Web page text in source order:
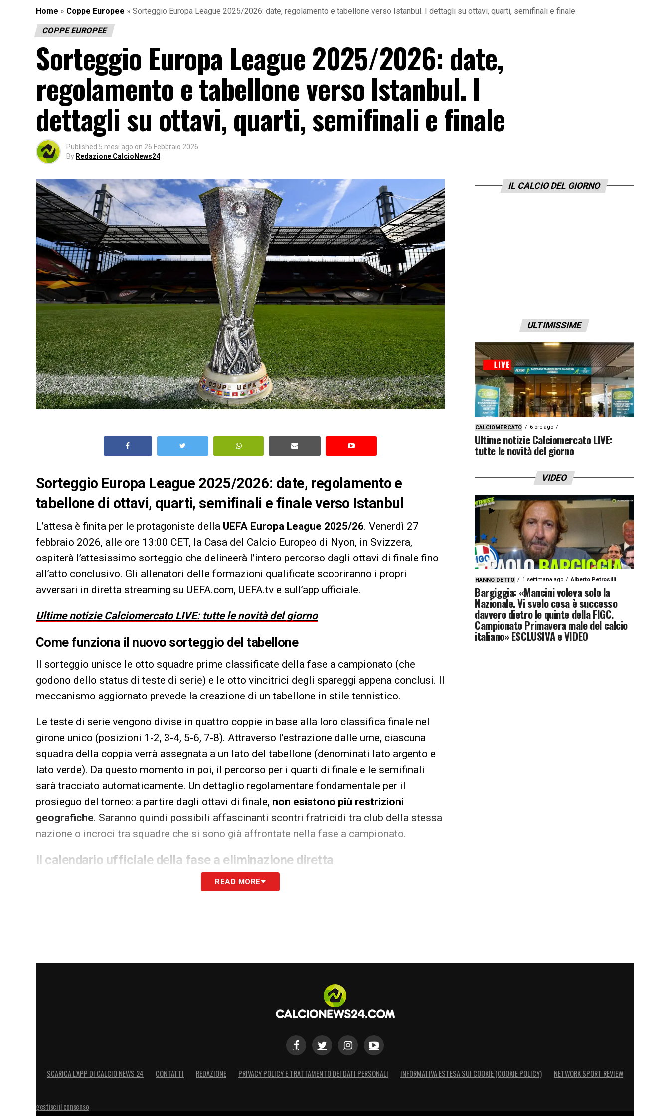
Home » Coppe Europee » Sorteggio Europa League 2025/2026: date, regolamento e tabellone verso Istanbul. I dettagli su ottavi, quarti, semifinali e finale
COPPE EUROPEE
Sorteggio Europa League 2025/2026: date,
regolamento e tabellone verso Istanbul. I
dettagli su ottavi, quarti, semifinali e finale
Published 5 mesi ago on 26 Febbraio 2026
By Redazione CalcioNews24
Sorteggio Europa League 2025/2026: date, regolamento e
tabellone di ottavi, quarti, semifinali e finale verso Istanbul
L’attesa è finita per le protagoniste della UEFA Europa League 2025/26. Venerdì 27
febbraio 2026, alle ore 13:00 CET, la Casa del Calcio Europeo di Nyon, in Svizzera,
ospiterà l’attesissimo sorteggio che delineerà l’intero percorso dagli ottavi di finale fino
all’atto conclusivo. Gli allenatori delle formazioni qualificate scopriranno i propri
avversari in diretta streaming su UEFA.com, UEFA.tv e sull’app ufficiale.
Ultime notizie Calciomercato LIVE: tutte le novità del giorno
Come funziona il nuovo sorteggio del tabellone
Il sorteggio unisce le otto squadre prime classificate della fase a campionato (che
godono dello status di teste di serie) e le otto vincitrici degli spareggi appena conclusi. Il
meccanismo aggiornato prevede la creazione di un tabellone in stile tennistico.
Le teste di serie vengono divise in quattro coppie in base alla loro classifica finale nel
girone unico (posizioni 1-2, 3-4, 5-6, 7-8). Attraverso l’estrazione dalle urne, ciascuna
squadra della coppia verrà assegnata a un lato del tabellone (denominati lato argento e
lato verde). Da questo momento in poi, il percorso per i quarti di finale e le semifinali
sarà tracciato automaticamente. Un dettaglio regolamentare fondamentale per il
prosieguo del torneo: a partire dagli ottavi di finale, non esistono più restrizioni
geografiche. Saranno quindi possibili affascinanti scontri fratricidi tra club della stessa
nazione o incroci tra squadre che si sono già affrontate nella fase a campionato.
Il calendario ufficiale della fase a eliminazione diretta
La strada che porta alla finalissima in Turchia sarà intensa. Di seguito le date ufficiali
L’amministrazione UEFA, come di consueto, si riserva il diritto di modificare date e orari
in caso di sovrapposizioni logistiche e conflitti (ad esempio, per club appartenenti alla
LA PLAYLIST DELLE NOSTRE TOP NEWS
READ MORE
IL CALCIO DEL GIORNO
ULTIMISSIME
CALCIOMERCATO 6 ore ago
Ultime notizie Calciomercato LIVE:
tutte le novità del giorno
VIDEO
HANNO DETTO 1 settimana ago Alberto Petrosilli
Bargiggia: «Mancini voleva solo la
Nazionale. Vi svelo cosa è successo
davvero dietro le quinte della FIGC.
Campionato Primavera male del calcio
italiano» ESCLUSIVA e VIDEO
SCARICA L’APP DI CALCIO NEWS 24 CONTATTI REDAZIONE PRIVACY POLICY E TRATTAMENTO DEI DATI PERSONALI INFORMATIVA ESTESA SUI COOKIE (COOKIE POLICY) NETWORK SPORT REVIEW
gestisci il consenso